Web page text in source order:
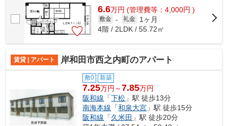
6.6万円 (管理費等：4,000円 )
敷金 - 礼金
1ヶ月
4階 / 2LDK / 55.72㎡
賃貸 | アパート 岸和田市西之内町のアパート
敷0 新築
7.25万円～7.85万円
阪和線 「下松 」駅 徒歩13分
南海本線 「和泉大宮 」駅 徒歩15分
阪和線 「久米田 」駅 徒歩20分